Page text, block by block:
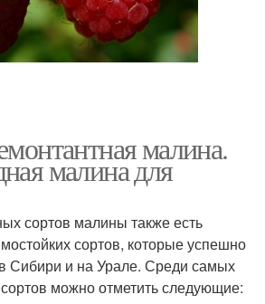
малина.
малина для
сортов малины также есть
сортов, которые успешно
Сибири и на Урале. Среди самых
можно отметить следующие: